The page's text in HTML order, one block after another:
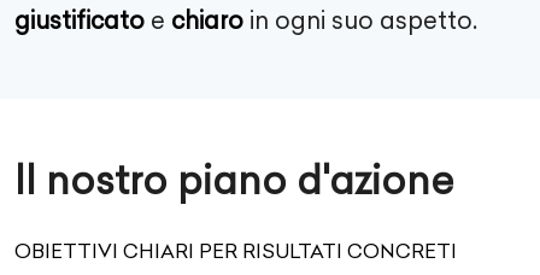
giustificato e chiaro in ogni suo aspetto.
Il nostro piano d'azione
OBIETTIVI CHIARI PER RISULTATI CONCRETI